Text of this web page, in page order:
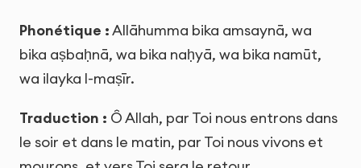
Phonétique :Allāhumma bika amsaynā, wa
bika aṣbaḥnā, wa bika naḥyā, wa bika namūt,
wa ilayka l-maṣīr.
Traduction : Ô Allah, par Toi nous entrons dans
le soir et dans le matin, par Toi nous vivons et